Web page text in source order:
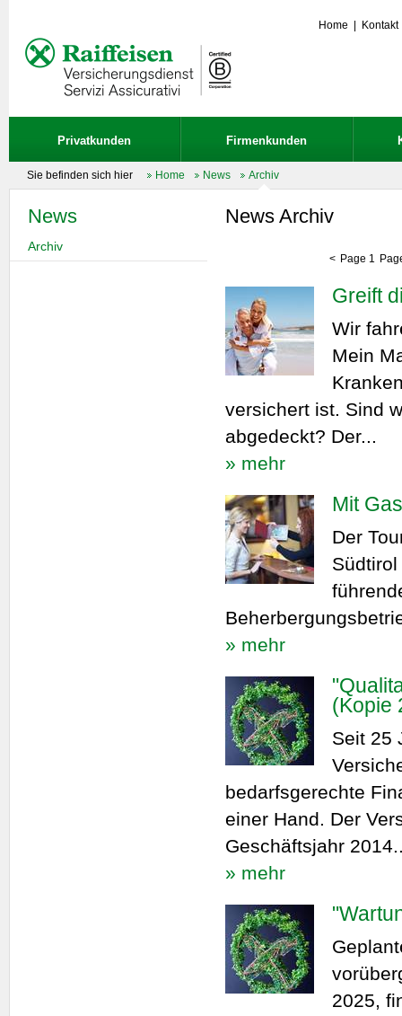
Home Kontakt
Privatkunden Firmenkunden
Sie befinden sich hier Home News Archiv
News Archiv
< Page 1
Greift
Wir
Mein
versichert ist. Sind
abgedeckt? Der...
» mehr
Mit
Der
» mehr
(Kopie
Seit 25
bedarfsgerechte
einer Hand. Der
Geschäftsjahr
» mehr
2025,
News
Archiv